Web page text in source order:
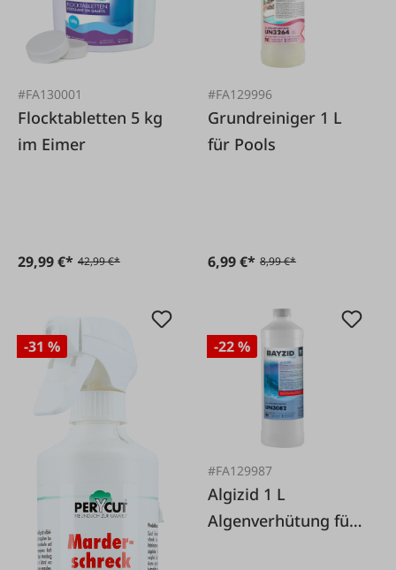
#FA130001
Flocktabletten 5 kg
im Eimer
29,99 €* 42,99 €*
#FA129996
Grundreiniger 1 L
für Pools
6,99 €* 8,99 €*
-31 % -22 %
#FA129987
Algizid 1 L
Algenverhütung für